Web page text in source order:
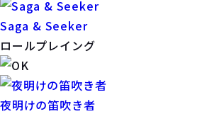
Saga & Seeker
ロールプレイング
夜明けの笛吹き者